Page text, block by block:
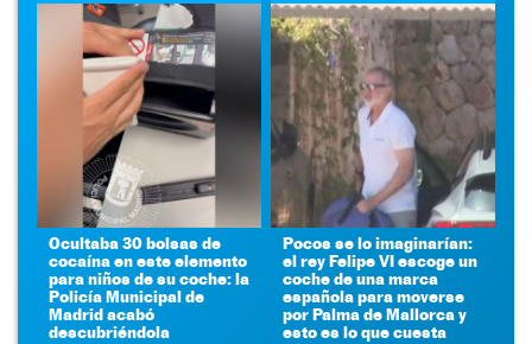
Ocultaba 30 bolsas de
cocaína en este elemento
para niños de su coche: la
Policía Municipal de
Madrid acabó
descubriéndola
Pocos se lo imaginarían:
el rey Felipe VI escoge un
coche de una marca
española para moverse
por Palma de Mallorca y
esto es lo que cuesta